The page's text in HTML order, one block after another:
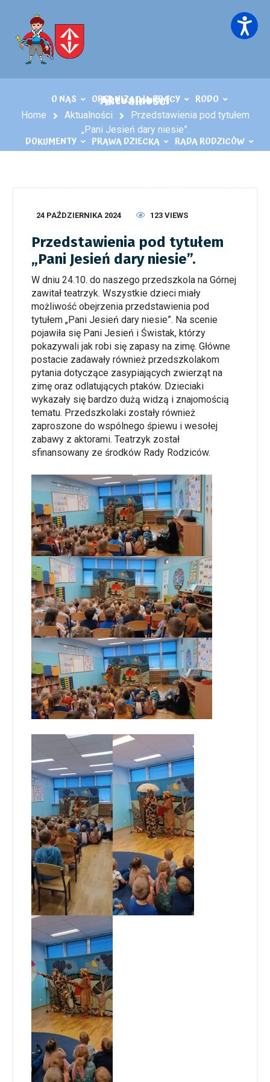
O NAS ORGANIZACJA PRACY RODO
DOKUMENTY PRAWA DZIECKA RADA RODZICÓW
Aktualności
Home Aktualności
Przedstawienia pod tytułem
„Pani Jesień dary niesie”.
24 PAŹDZIERNIKA 2024 123 VIEWS
Przedstawienia pod tytułem
„Pani Jesień dary niesie”.
W dniu 24.10. do naszego przedszkola na Górnej
zawitał teatrzyk. Wszystkie dzieci miały
możliwość obejrzenia przedstawienia pod
tytułem „Pani Jesień dary niesie”. Na scenie
pojawiła się Pani Jesień i Świstak, którzy
pokazywali jak robi się zapasy na zimę. Główne
postacie zadawały również przedszkolakom
pytania dotyczące zasypiających zwierząt na
zimę oraz odlatujących ptaków. Dzieciaki
wykazały się bardzo dużą widzą i znajomością
tematu. Przedszkolaki zostały również
zaproszone do wspólnego śpiewu i wesołej
zabawy z aktorami. Teatrzyk został
sfinansowany ze środków Rady Rodziców.